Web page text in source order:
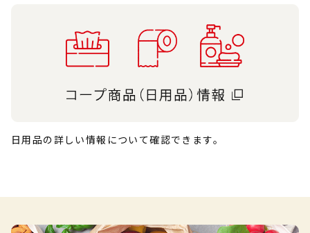
日用品の詳しい情報について確認できます。